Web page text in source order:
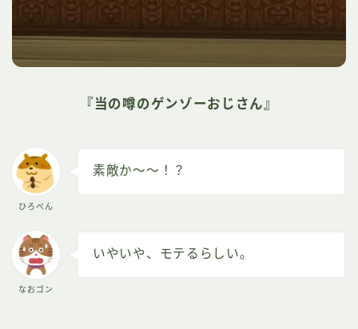
『当の噂のゲンゾーおじさん』
ひろぺん
素敵か～～！？
なおゴン
いやいや、モテるらしい。